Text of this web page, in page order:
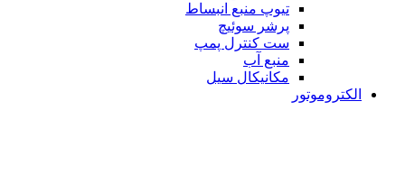
تیوپ منبع انبساط
پرشر سوئیچ
ست کنترل پمپ
منبع آب
مکانیکال سیل
الکتروموتور